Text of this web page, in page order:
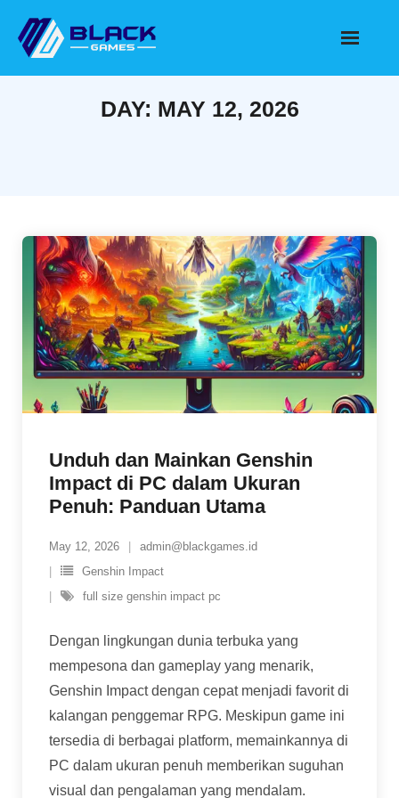
content
DAY: MAY 12, 2026
Unduh dan Mainkan Genshin
Impact di PC dalam Ukuran
Penuh: Panduan Utama
May 12, 2026
admin@blackgames.id
Genshin Impact
full size genshin impact pc
Dengan lingkungan dunia terbuka yang
mempesona dan gameplay yang menarik,
Genshin Impact dengan cepat menjadi favorit di
kalangan penggemar RPG. Meskipun game ini
tersedia di berbagai platform, memainkannya di
PC dalam ukuran penuh memberikan suguhan
visual dan pengalaman yang mendalam.